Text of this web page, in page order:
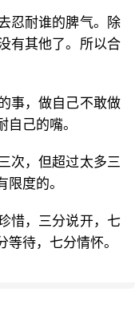
忍耐谁的脾气。除
有其他了。所以合
事，做自己不敢做
己的嘴。
次，但超过太多三
度的。
惜，三分说开，七
待，七分情怀。